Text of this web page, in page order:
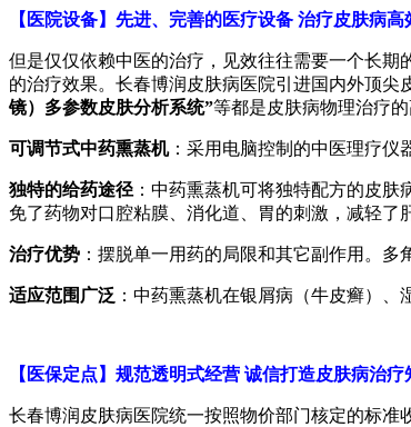
【医院设备】先进、完善的医疗设备 治疗皮肤病
但是仅仅依赖中医的治疗，见效往往需要一个长
的治疗效果。长春博润皮肤病医院引进国内外顶尖
镜）多参数皮肤分析系统”等都是皮肤病物理治疗
可调节式中药熏蒸机：采用电脑控制的中医理疗仪
独特的给药途径 ：中药熏蒸机可将独特配方的皮
免了药物对口腔粘膜、消化道、胃的刺激，减轻了
治疗优势 ：摆脱单一用药的局限和其它副作用。
适应范围广泛 ：中药熏蒸机在银屑病（牛皮癣）
【医保定点】规范透明式经营 诚信打造皮肤病治疗
长春博润皮肤病医院统一按照物价部门核定的标